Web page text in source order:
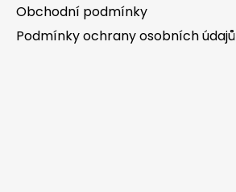
Obchodní podmínky
Podmínky ochrany osobních údajů